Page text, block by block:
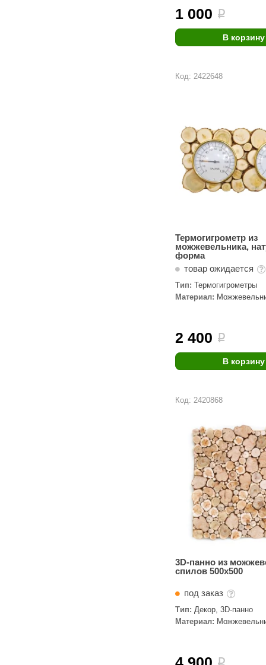
1 000 i
В корзину
Код: 2422648
Термогигрометр из
можжевельника,
форма
товар ожидается
Тип: Термогигрометры
Материал:
2 400 i
В корзину
Код: 2420868
3D-панно из
спилов 500х500
под заказ
Тип: Декор, 3D-панно
Материал:
i